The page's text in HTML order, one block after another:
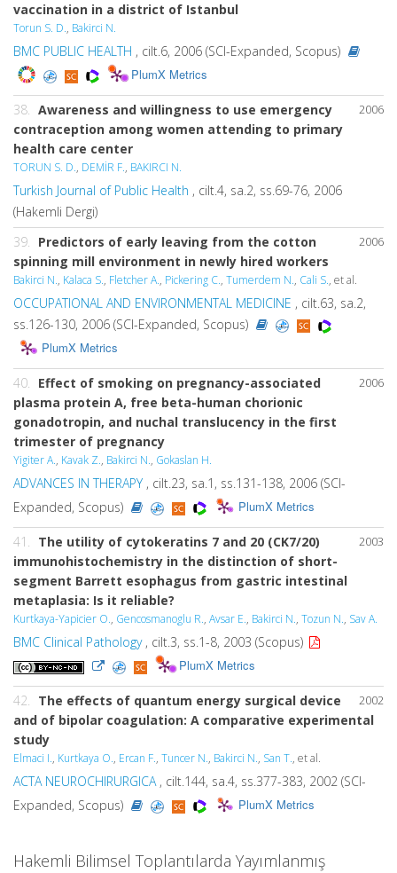
vaccination in a district of Istanbul
Torun S. D., Bakirci N.
BMC PUBLIC HEALTH , cilt.6, 2006 (SCI-Expanded, Scopus)
PlumX Metrics
2006
38. Awareness and willingness to use emergency
contraception among women attending to primary
health care center
TORUN S. D., DEMİR F., BAKIRCI N.
Turkish Journal of Public Health , cilt.4, sa.2, ss.69-76, 2006
(Hakemli Dergi)
2006
39. Predictors of early leaving from the cotton
spinning mill environment in newly hired workers
Bakirci N., Kalaca S., Fletcher A., Pickering C., Tumerdem N., Cali S., et al.
OCCUPATIONAL AND ENVIRONMENTAL MEDICINE , cilt.63, sa.2,
ss.126-130, 2006 (SCI-Expanded, Scopus)
PlumX Metrics
2006
40. Effect of smoking on pregnancy-associated
plasma protein A, free beta-human chorionic
gonadotropin, and nuchal translucency in the first
trimester of pregnancy
Yigiter A., Kavak Z., Bakirci N., Gokaslan H.
ADVANCES IN THERAPY , cilt.23, sa.1, ss.131-138, 2006 (SCI-
Expanded, Scopus)
PlumX Metrics
2003
41. The utility of cytokeratins 7 and 20 (CK7/20)
immunohistochemistry in the distinction of short-
segment Barrett esophagus from gastric intestinal
metaplasia: Is it reliable?
Kurtkaya-Yapicier O., Gencosmanoglu R., Avsar E., Bakirci N., Tozun N., Sav A.
BMC Clinical Pathology, cilt.3, ss.1-8, 2003 (Scopus)
PlumX Metrics
2002
42. The effects of quantum energy surgical device
and of bipolar coagulation: A comparative experimental
study
Elmaci I., Kurtkaya O., Ercan F., Tuncer N., Bakirci N., San T., et al.
ACTA NEUROCHIRURGICA, cilt.144, sa.4, ss.377-383, 2002 (SCI-
Expanded, Scopus)
PlumX Metrics
Hakemli Bilimsel Toplantılarda Yayımlanmış